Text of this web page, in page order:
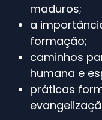
maduros;
a
formação;
caminhos
humana e
práticas